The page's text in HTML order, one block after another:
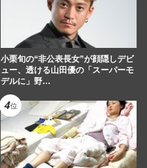
小栗旬の“非公表長女”が顔隠しデビ
ュー、透ける山田優の「スーパーモ
デルに」野…